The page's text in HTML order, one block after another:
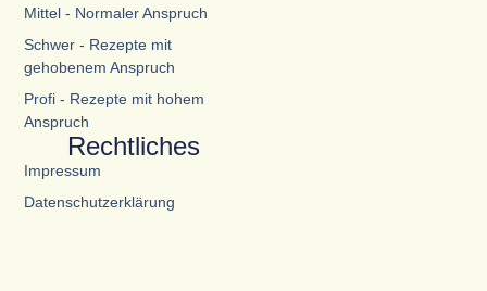
Mittel - Normaler Anspruch
Schwer - Rezepte mit
gehobenem Anspruch
Profi - Rezepte mit hohem
Anspruch
Rechtliches
Impressum
Datenschutzerklärung